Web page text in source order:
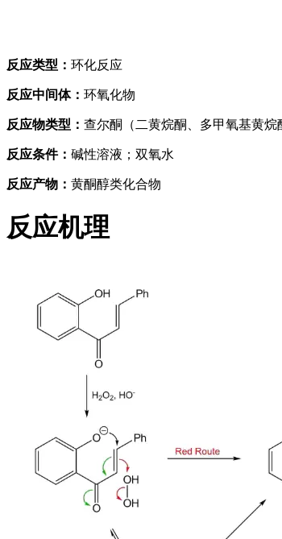
反应类型： 环化反应‍‍‍‍
‍‍‍‍反应中间体： 环氧化物
反应物类型： 查尔酮（二黄烷酮、多甲氧基黄烷
反应条件： 碱性溶液；双氧水
反应产物： 黄酮醇类化合物
反应机理